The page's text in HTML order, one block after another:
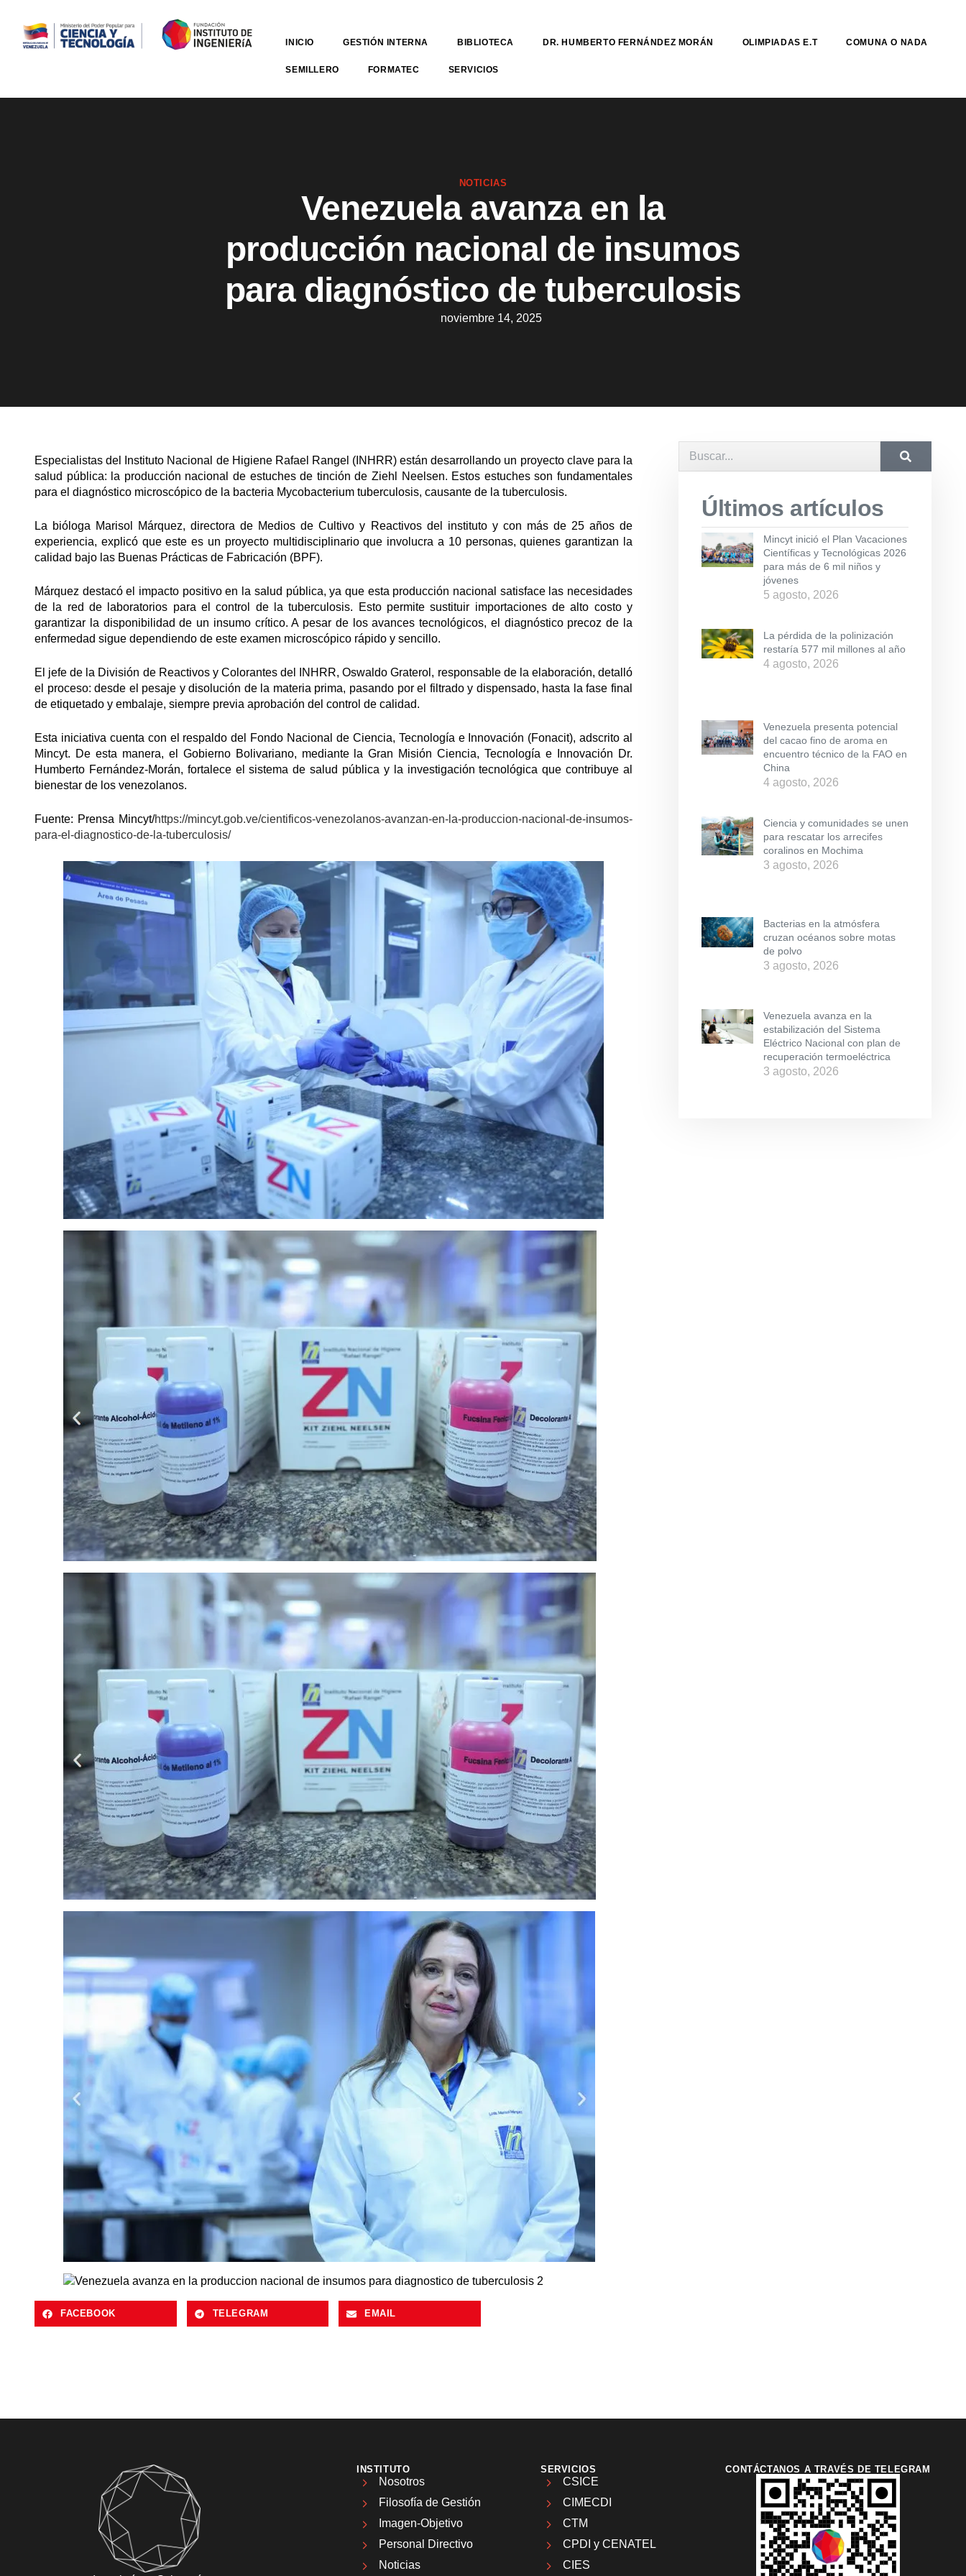
INICIO GESTIÓN INTERNA BIBLIOTECA DR. HUMBERTO FERNÁNDEZ MORÁN OLIMPIADAS E.T COMUNA O NADA
SEMILLERO FORMATEC SERVICIOS
NOTICIAS
Venezuela avanza en la
producción nacional de insumos
para diagnóstico de tuberculosis
noviembre 14, 2025
Especialistas del Instituto Nacional de Higiene Rafael Rangel (INHRR) están desarrollando un proyecto clave para la
salud pública: la producción nacional de estuches de tinción de Ziehl Neelsen. Estos estuches son fundamentales
para el diagnóstico microscópico de la bacteria Mycobacterium tuberculosis, causante de la tuberculosis.
La bióloga Marisol Márquez, directora de Medios de Cultivo y Reactivos del instituto y con más de 25 años de
experiencia, explicó que este es un proyecto multidisciplinario que involucra a 10 personas, quienes garantizan la
calidad bajo las Buenas Prácticas de Fabricación (BPF).
Márquez destacó el impacto positivo en la salud pública, ya que esta producción nacional satisface las necesidades
de la red de laboratorios para el control de la tuberculosis. Esto permite sustituir importaciones de alto costo y
garantizar la disponibilidad de un insumo crítico. A pesar de los avances tecnológicos, el diagnóstico precoz de la
enfermedad sigue dependiendo de este examen microscópico rápido y sencillo.
El jefe de la División de Reactivos y Colorantes del INHRR, Oswaldo Graterol, responsable de la elaboración, detalló
el proceso: desde el pesaje y disolución de la materia prima, pasando por el filtrado y dispensado, hasta la fase final
de etiquetado y embalaje, siempre previa aprobación del control de calidad.
Esta iniciativa cuenta con el respaldo del Fondo Nacional de Ciencia, Tecnología e Innovación (Fonacit), adscrito al
Mincyt. De esta manera, el Gobierno Bolivariano, mediante la Gran Misión Ciencia, Tecnología e Innovación Dr.
Humberto Fernández-Morán, fortalece el sistema de salud pública y la investigación tecnológica que contribuye al
bienestar de los venezolanos.
Fuente: Prensa Mincyt/https://mincyt.gob.ve/cientificos-venezolanos-avanzan-en-la-produccion-nacional-de-insumos-
para-el-diagnostico-de-la-tuberculosis/
FACEBOOK TELEGRAM EMAIL
Últimos artículos
Mincyt inició el Plan Vacaciones
Científicas y Tecnológicas 2026
para más de 6 mil niños y
jóvenes
5 agosto, 2026
La pérdida de la polinización
restaría 577 mil millones al año
4 agosto, 2026
Venezuela presenta potencial
del cacao fino de aroma en
encuentro técnico de la FAO en
China
4 agosto, 2026
Ciencia y comunidades se unen
para rescatar los arrecifes
coralinos en Mochima
3 agosto, 2026
Bacterias en la atmósfera
cruzan océanos sobre motas
de polvo
3 agosto, 2026
Venezuela avanza en la
estabilización del Sistema
Eléctrico Nacional con plan de
recuperación termoeléctrica
3 agosto, 2026
INSTITUTO
Nosotros
Filosofía de Gestión
Imagen-Objetivo
Personal Directivo
Noticias
SERVICIOS
CSICE
CIMECDI
CTM
CPDI y CENATEL
CIES
CONTÁCTANOS A TRAVÉS DE TELEGRAM